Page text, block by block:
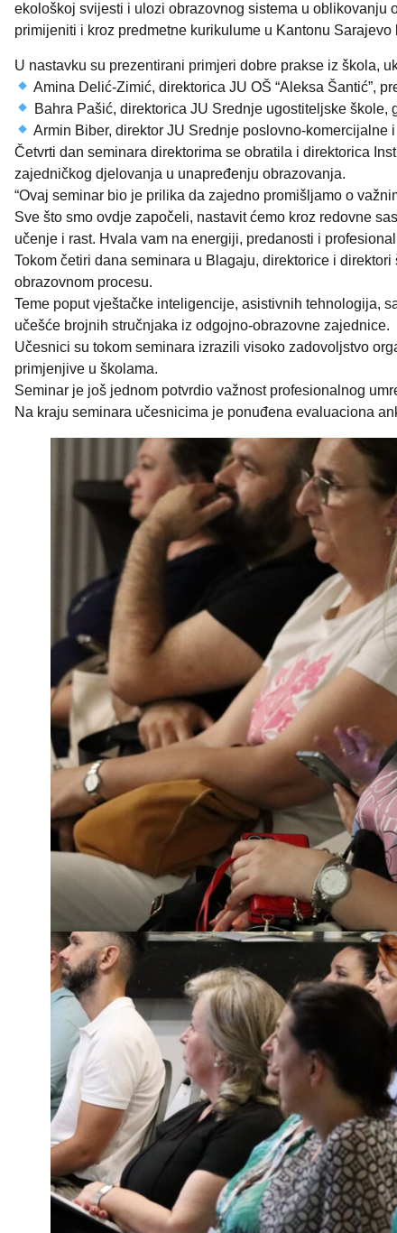
ekološkoj svijesti i ulozi obrazovnog sistema u
primijeniti i kroz predmetne kurikulume u Kantonu
U nastavku su prezentirani primjeri dobre prakse iz škola,
Amina Delić-Zimić, direktorica JU OŠ “Aleksa Šantić”,
Bahra Pašić, direktorica JU Srednje ugostiteljske
Armin Biber, direktor JU Srednje poslovno-
Četvrti dan seminara direktorima se obratila i direktorica
zajedničkog djelovanja u unapređenju obrazovanja.
“Ovaj seminar bio je prilika da zajedno promišljamo o
Sve što smo ovdje započeli, nastavit ćemo kroz redovne
učenje i rast. Hvala vam na energiji, predanosti i
Tokom četiri dana seminara u Blagaju, direktorice i
obrazovnom procesu.
Teme poput vještačke inteligencije, asistivnih tehnologija,
učešće brojnih stručnjaka iz odgojno-obrazovne zajednice.
Učesnici su tokom seminara izrazili visoko zadovoljstvo
primjenjive u školama.
Seminar je još jednom potvrdio važnost profesionalnog
Na kraju seminara učesnicima je ponuđena evaluaciona